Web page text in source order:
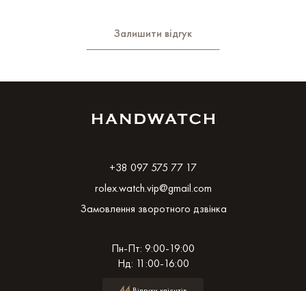
Залишити відгук
+38 097 575 77 17
rolex.watch.vip@gmail.com
Замовлення зворотного дзвінка
Пн-Пт: 9:00-19:00
Нд: 11:00-16:00